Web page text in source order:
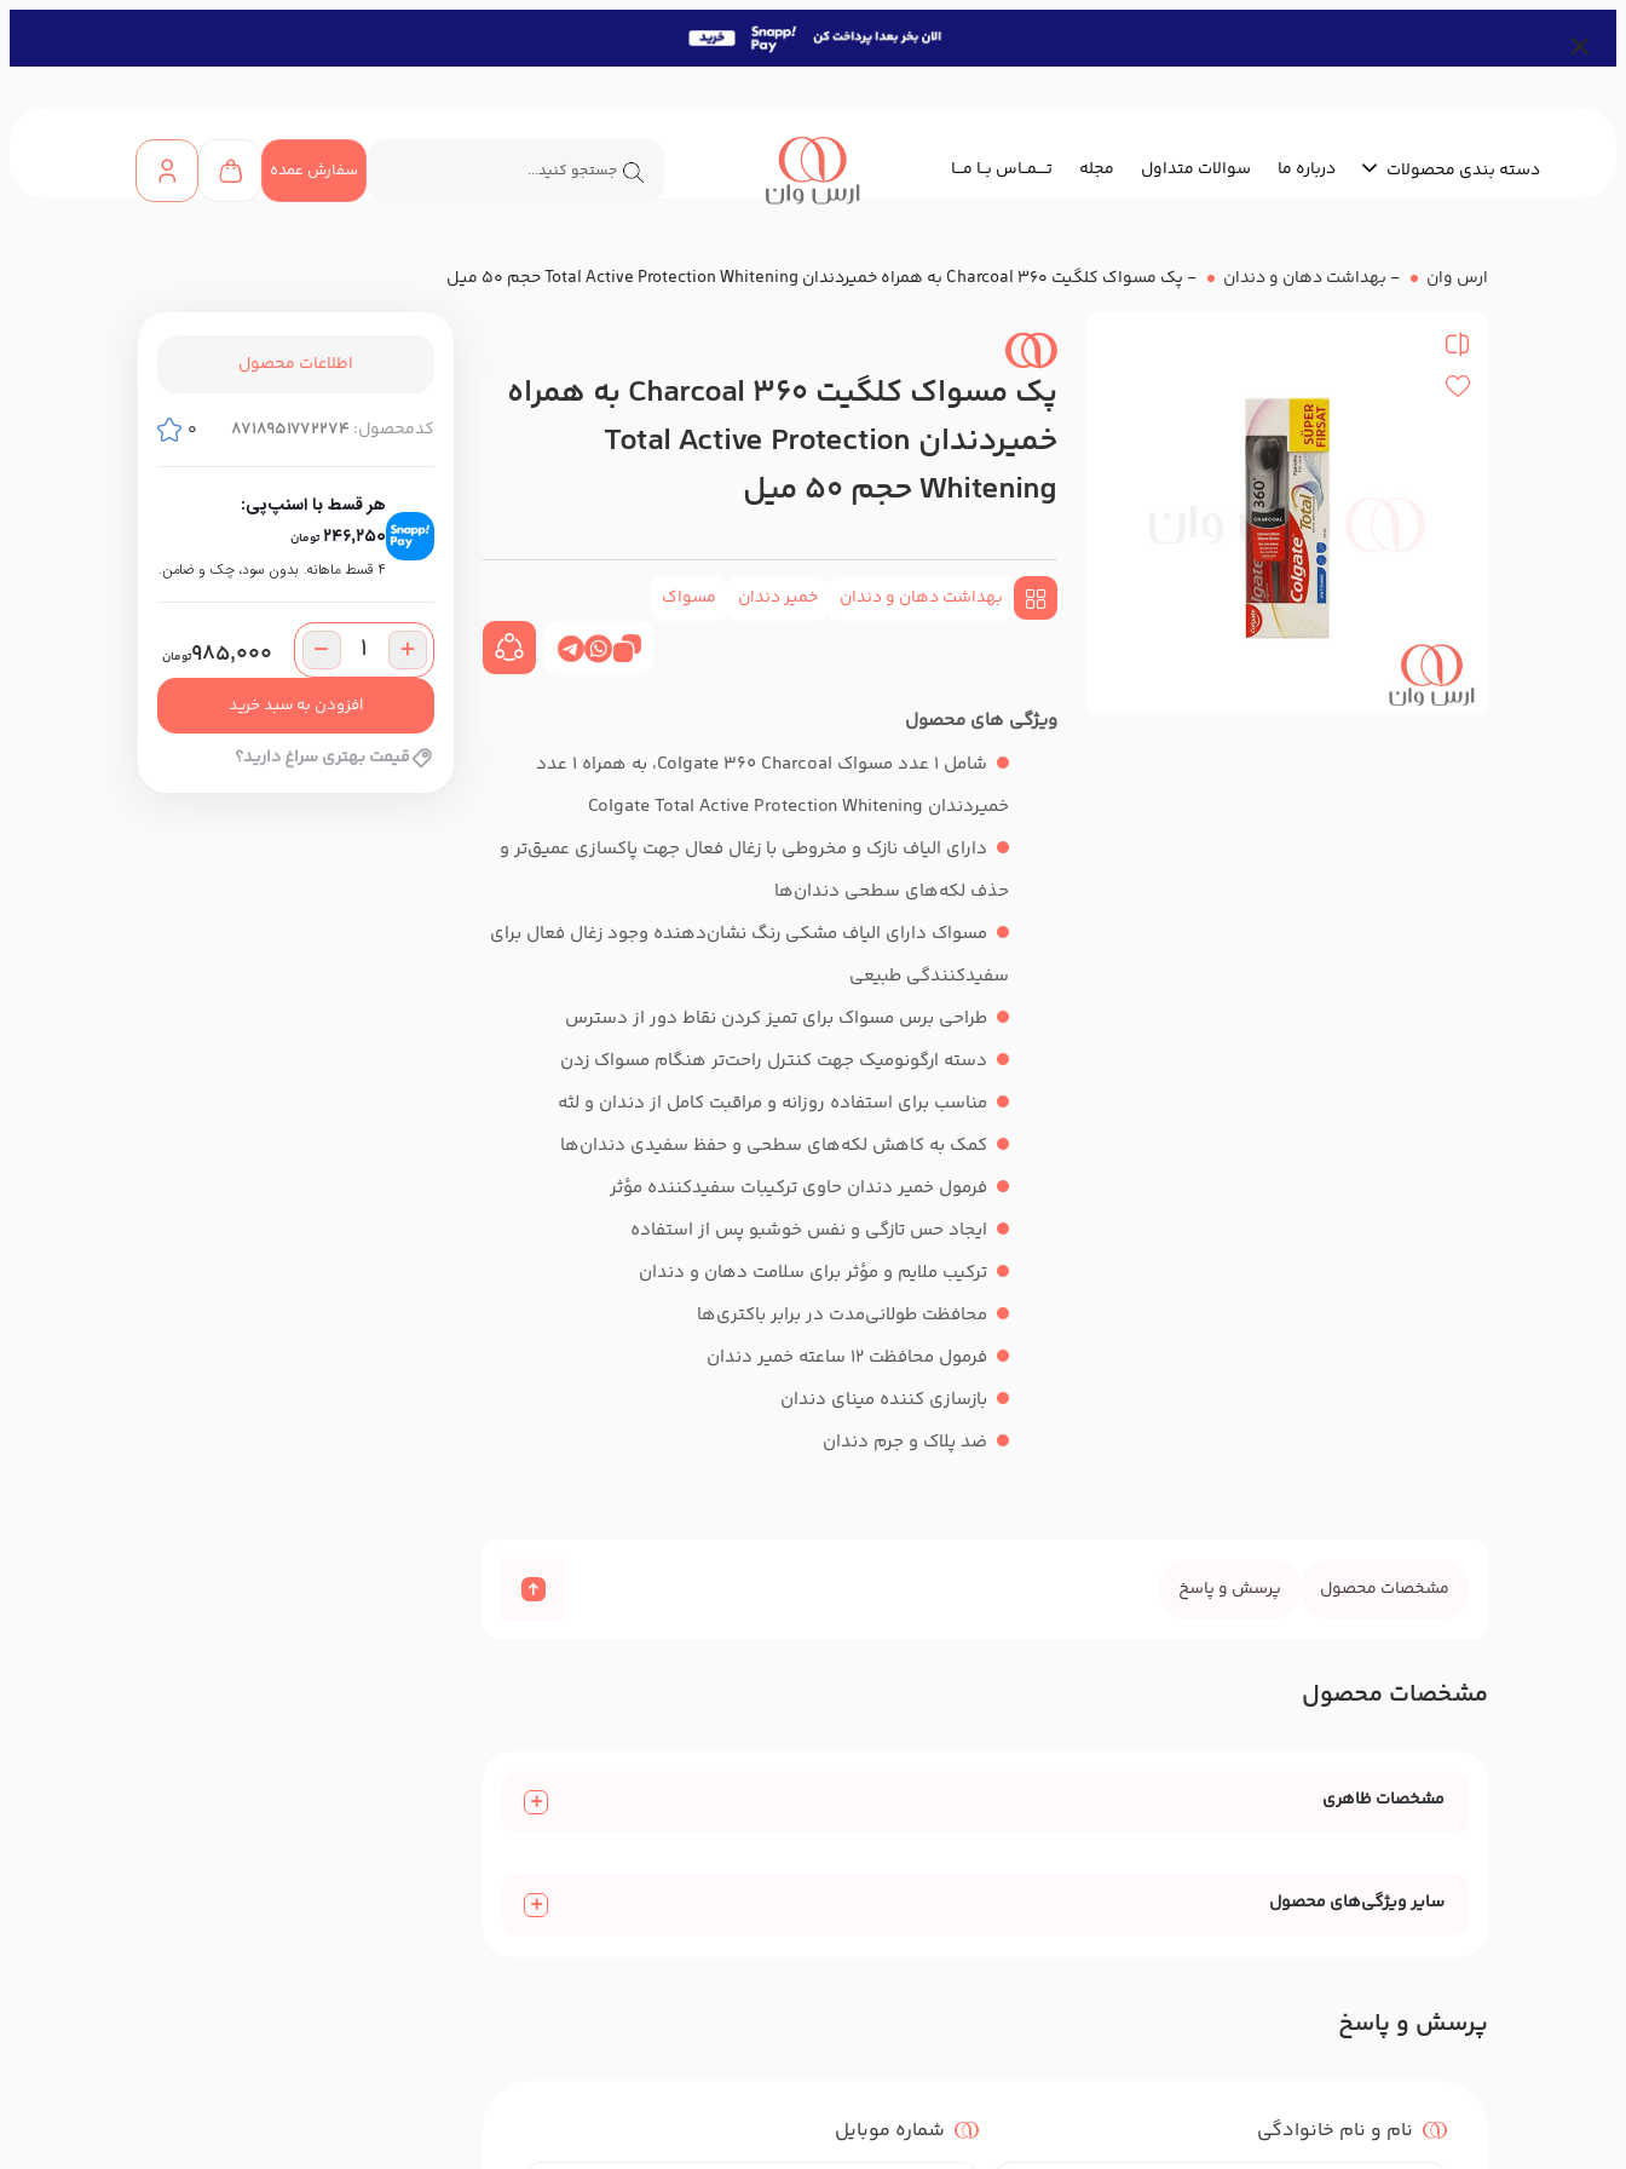
دسته بندی محصولات درباره ما سوالات متداول مجله تــــمــاس بــا مـــا سفارش عمده
ارس وان - بهداشت دهان و دندان - پک مسواک کلگیت 360 Charcoal به همراه خمیردندان Total Active Protection Whitening حجم 50 میل
پک مسواک کلگیت 360 Charcoal به همراه
خمیردندان Total Active Protection
Whitening حجم 50 میل
بهداشت دهان و دندان خمیر دندان مسواک
ویژگی های محصول
شامل 1 عدد مسواک Colgate 360 Charcoal، به همراه 1 عدد
خمیردندان Colgate Total Active Protection Whitening
دارای الیاف نازک و مخروطی با زغال فعال جهت پاکسازی عمیق‌تر و
حذف لکه‌های سطحی دندان‌ها
مسواک دارای الیاف مشکی رنگ نشان‌دهنده وجود زغال فعال برای
سفیدکنندگی طبیعی
طراحی برس مسواک برای تمیز کردن نقاط دور از دسترس
دسته ارگونومیک جهت کنترل راحت‌تر هنگام مسواک زدن
مناسب برای استفاده روزانه و مراقبت کامل از دندان و لثه
کمک به کاهش لکه‌های سطحی و حفظ سفیدی دندان‌ها
فرمول خمیر دندان حاوی ترکیبات سفیدکننده مؤثر
ایجاد حس تازگی و نفس خوشبو پس از استفاده
ترکیب ملایم و مؤثر برای سلامت دهان و دندان
محافظت طولانی‌مدت در برابر باکتری‌ها
فرمول محافظت ۱۲ ساعته خمیر دندان
بازسازی کننده مینای دندان
ضد پلاک و جرم دندان
مشخصات محصول پرسش و پاسخ
مشخصات محصول
مشخصات ظاهری
سایر ویژگی‌های محصول
پرسش و پاسخ
نام و نام خانوادگی شماره موبایل
اطلاعات محصول
کدمحصول: 8718951772274
0
هر قسط با اسنپ‌پی:
246,250 تومان
۴ قسط ماهانه. بدون سود، چک و ضامن.
985,000تومان
افزودن به سبد خرید
قیمت بهتری سراغ دارید؟